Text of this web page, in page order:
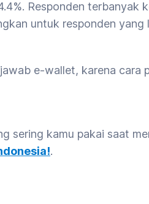
Responden terbanyak
untuk responden yang
e-wallet, karena cara
sering kamu pakai saat
.